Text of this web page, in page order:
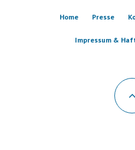
Home Presse
Impressum &